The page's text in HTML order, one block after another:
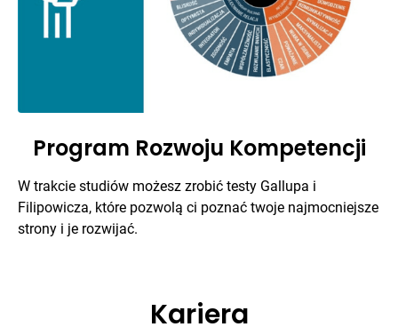
Program Rozwoju Kompetencji
W trakcie studiów możesz zrobić testy Gallupa i
Filipowicza, które pozwolą ci poznać twoje najmocniejsze
strony i je rozwijać.
Kariera